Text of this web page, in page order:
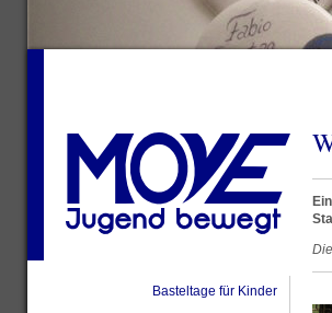
Basteltage für Kinder